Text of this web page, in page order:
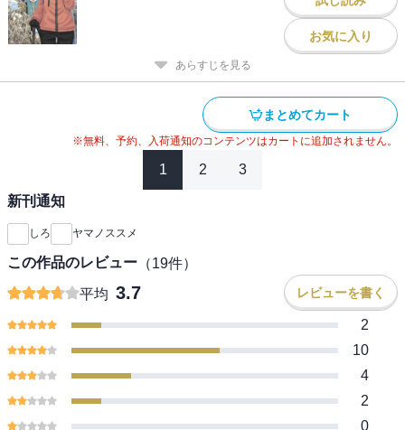
お気に入り
あらすじを見る
まとめてカート
※無料、予約、入荷通知のコンテンツはカートに追加されません。
1 2 3
新刊通知
しろ ヤマノススメ
この作品のレビュー （19件）
平均 3.7 レビューを書く
2
10
4
2
0